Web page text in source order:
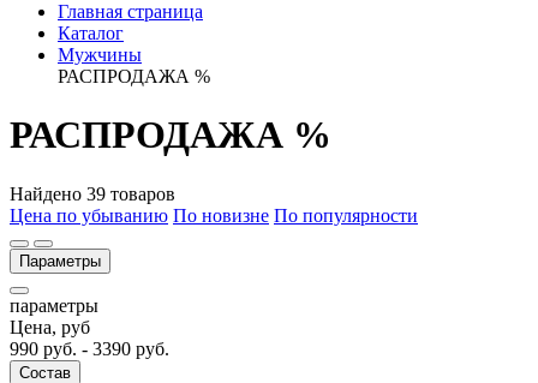
Главная страница
Каталог
Мужчины
РАСПРОДАЖА %
РАСПРОДАЖА %
Найдено 39 товаров
Цена по убыванию По новизне По популярности
Параметры
параметры
Цена, руб
990 руб. - 3390 руб.
Состав